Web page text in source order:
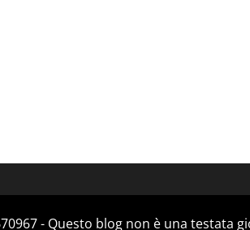
- Questo blog non è una testata